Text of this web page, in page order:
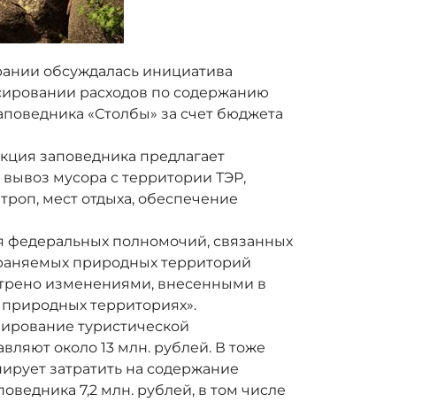
обсуждалась инициатива
расходов по содержанию
«Столбы» за счет бюджета
заповедника предлагает
вывоз мусора с территории ТЭР,
мест отдыха, обеспечение
полномочий, связанных
природных территорий
изменениями, внесенными в
территориях».
туристической
около 13 млн. рублей. В тоже
затратить на содержание
7,2 млн. рублей, в том числе